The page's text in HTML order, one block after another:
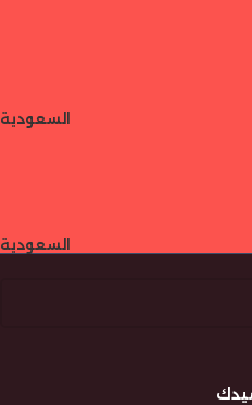
السعودية
السعودية